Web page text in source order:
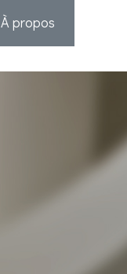
À propos